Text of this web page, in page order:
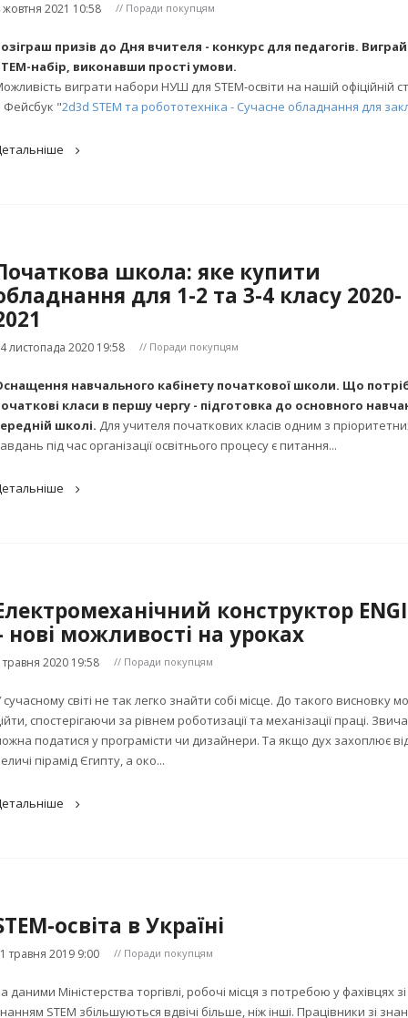
жовтня 2021 10:58 // Поради покупцям
призів до Дня вчителя - конкурс для педагогів. Виграй
набір, виконавши прості умови.
виграти набори НУШ для STEM-освіти на нашій офіційній
Фейсбук "2d3d STEM та робототехніка - Сучасне обладнання для
школа: яке купити
для 1-2 та 3-4 класу 2020-
листопада 2020 19:58 // Поради покупцям
навчального кабінету початкової школи. Що
класи в першу чергу - підготовка до основного
школі. Для учителя початкових класів одним з
під час організації освітнього процесу є питання...
конструктор
нові можливості на уроках
травня 2020 19:58 // Поради покупцям
сучасному світі не так легко знайти собі місце. До такого висновку
спостерігаючи за рівнем роботизації та механізації праці.
податися у програмісти чи дизайнери. Та якщо дух захоплює
пірамід Єгипту, а око...
освіта в Україні
травня 2019 9:00 // Поради покупцям
даними Міністерства торгівлі, робочі місця з потребою у фахівцях зі
STEM збільшуються вдвічі більше, ніж інші. Працівники зі